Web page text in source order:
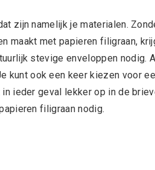
zijn namelijk je materialen.
maakt met papieren filigraan,
stevige enveloppen nodig.
kunt ook een keer kiezen voor
ieder geval lekker op in de
filigraan nodig.